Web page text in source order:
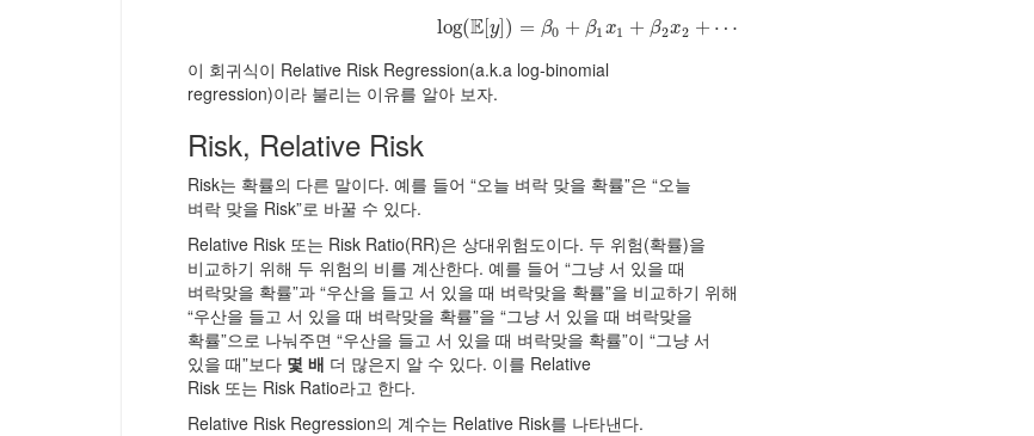
log(E y] ) = β0 + β1 x1 + β2x2 + ⋯
log (E[y )=β 0+ β1 x1+ β2 x2+⋯
이 회귀식이 Relative Risk Regression(a.k.a log-binomial
regression)이라 불리는 이유를 알아 보자.
Risk, Relative Risk
Risk는 확률의 다른 말이다. 예를 들어 “오늘 벼락 맞을 확률”은 “오늘
벼락 맞을 Risk”로 바꿀 수 있다.
Relative Risk 또는 Risk Ratio(RR)은 상대위험도이다. 두 위험(확률)을
비교하기 위해 두 위험의 비를 계산한다. 예를 들어 “그냥 서 있을 때
벼락맞을 확률”과 “우산을 들고 서 있을 때 벼락맞을 확률”을 비교하기 위해
“우산을 들고 서 있을 때 벼락맞을 확률”을 “그냥 서 있을 때 벼락맞을
확률”으로 나눠주면 “우산을 들고 서 있을 때 벼락맞을 확률”이 “그냥 서
있을 때”보다 몇 배 더 많은지 알 수 있다. 이를 Relative
Risk 또는 Risk Ratio라고 한다.
Relative Risk Regression의 계수는 Relative Risk를 나타낸다.